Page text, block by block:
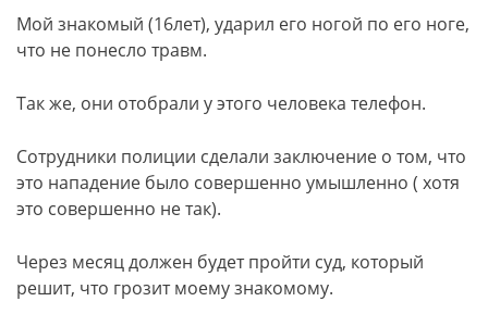
Мой знакомый (16лет), ударил его ногой по его ноге,
что не понесло травм.
Так же, они отобрали у этого человека телефон.
Сотрудники полиции сделали заключение о том, что
это нападение было совершенно умышленно ( хотя
это совершенно не так).
Через месяц должен будет пройти суд, который
решит, что грозит моему знакомому.